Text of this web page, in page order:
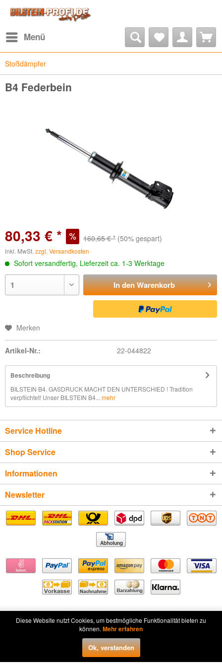
Menü
Stoßdämpfer
B4 Federbein
80,33 € * 160,65 € * (50% gespart)
inkl. MwSt. zzgl. Versandkosten
Sofort versandfertig, Lieferzeit ca. 1-3 Werktage
In denWarenkorb
Merken
Artikel-Nr.: 22-044822
Beschreibung
BILSTEIN B4. GASDRUCK MACHT DEN UNTERSCHIED ! Tradition
verpflichtet! Unser BILSTEIN B4... mehr
Service Hotline
Shop Service
Informationen
Newsletter
* Alle Preise inkl. gesetzl. Mehrwertsteuer zzgl. Versandkostenund ggf.
Nachnahmegebühren, wenn nicht anders beschrieben
Widerruf erklären
Diese Website nutzt Cookies, um bestmögliche Funktionalität bieten zu
können. Mehr erfahren
Ok, verstanden